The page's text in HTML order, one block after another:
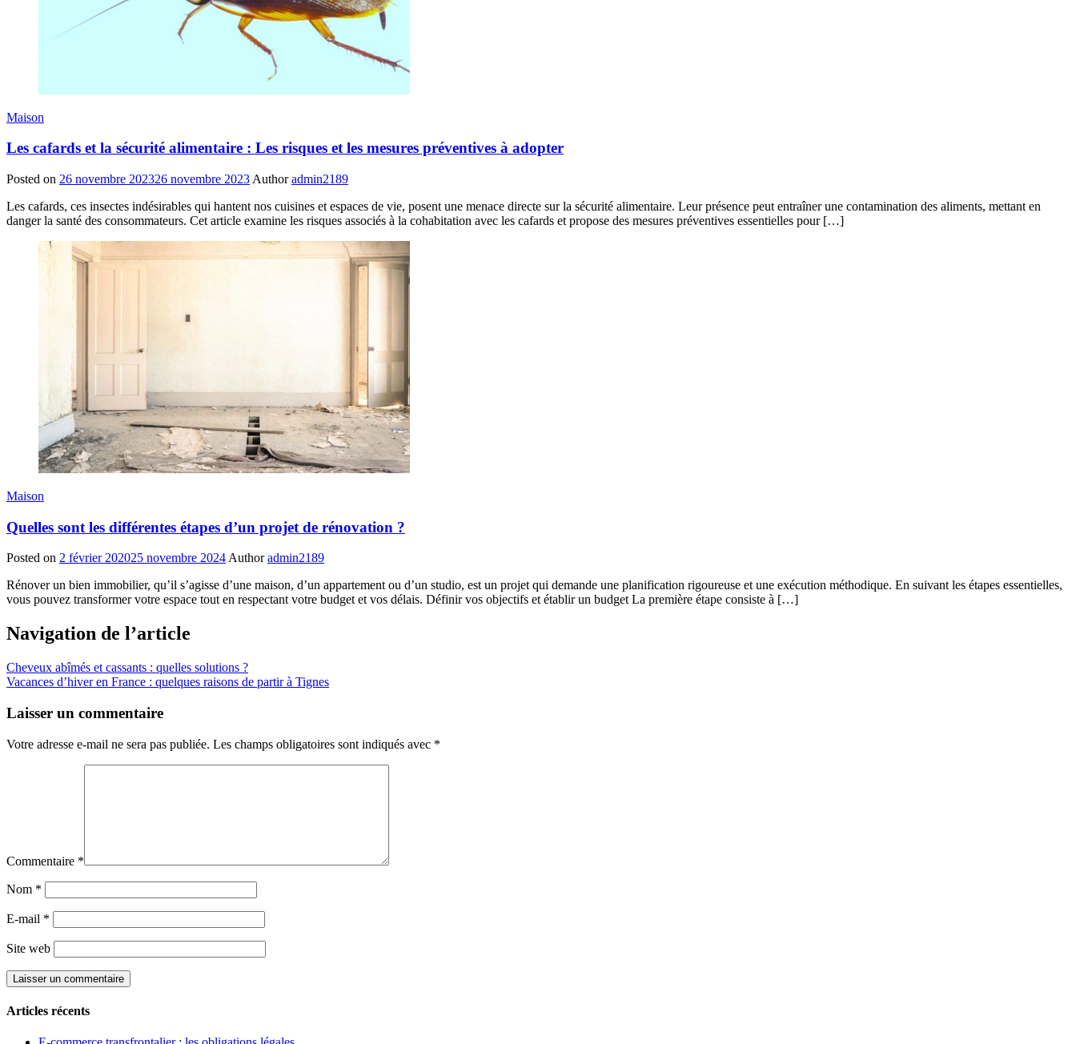
Maison
Les cafards et la sécurité alimentaire : Les risques et les mesures préventives à adopter
Posted on 26 novembre 202326 novembre 2023 Author admin2189
Les cafards, ces insectes indésirables qui hantent nos cuisines et espaces de vie, posent une menace directe sur la sécurité alimentaire. Leur présence peut entraîner une contamination des aliments, mettant en
danger la santé des consommateurs. Cet article examine les risques associés à la cohabitation avec les cafards et propose des mesures préventives essentielles pour […]
Maison
Quelles sont les différentes étapes d’un projet de rénovation ?
Posted on 2 février 202025 novembre 2024 Author admin2189
Rénover un bien immobilier, qu’il s’agisse d’une maison, d’un appartement ou d’un studio, est un projet qui demande une planification rigoureuse et une exécution méthodique. En suivant les étapes essentielles,
vous pouvez transformer votre espace tout en respectant votre budget et vos délais. Définir vos objectifs et établir un budget La première étape consiste à […]
Navigation de l’article
Cheveux abîmés et cassants : quelles solutions ?
Vacances d’hiver en France : quelques raisons de partir à Tignes
Laisser un commentaire
Votre adresse e-mail ne sera pas publiée. Les champs obligatoires sont indiqués avec *
Commentaire *
Nom *
E-mail *
Site web
Articles récents